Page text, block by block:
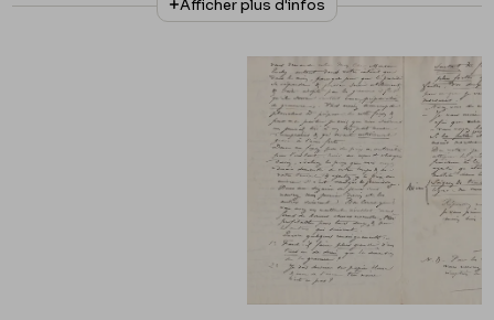
III/215/10/16
Autographe
Belgique, Bruxelles, Bibliothèque royale de
Belgique, Cabinet des Manuscrits
Afficher plus d'infos